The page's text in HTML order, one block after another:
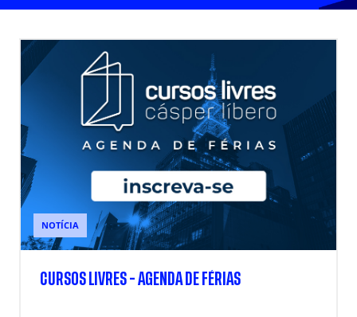
NOTÍCIA
CURSOS LIVRES - AGENDA DE FÉRIAS